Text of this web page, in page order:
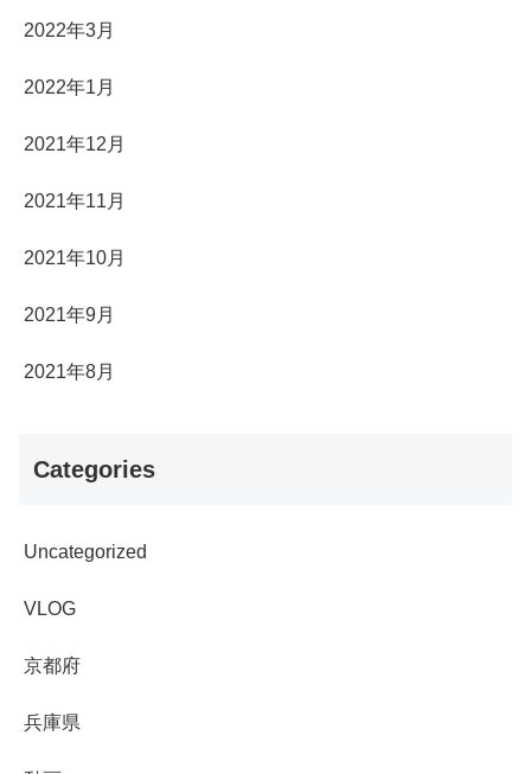
2022年3月
2022年1月
2021年12月
2021年11月
2021年10月
2021年9月
2021年8月
Categories
Uncategorized
VLOG
京都府
兵庫県